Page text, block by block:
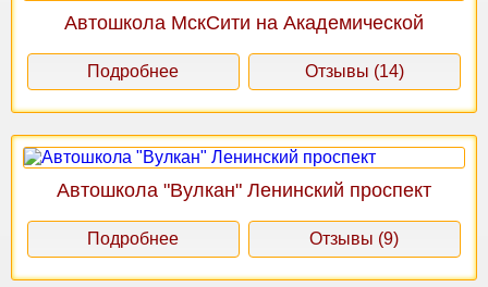
Автошкола МскСити на Академической
Подробнее Отзывы (14)
Автошкола "Вулкан" Ленинский проспект
Подробнее Отзывы (9)